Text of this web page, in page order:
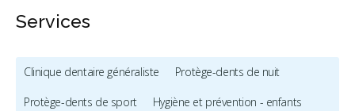
Services
Clinique dentaire généraliste
Protège-dents de nuit
Protège-dents de sport
Hygiène et prévention - enfants